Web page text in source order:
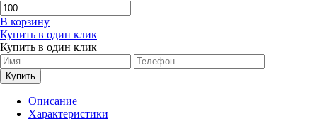
В корзину
Купить в один клик
Купить в один клик
Описание
Характеристики